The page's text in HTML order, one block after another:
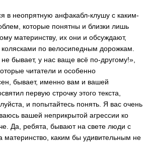
в неопрятную анфакабл-клушу с каким-
которые понятны и близки лишь
материнству, их они и обсуждают,
колясками по велосипедным дорожкам.
бывает, у нас ваще всё по-другому!»,
читатели и особенно
бывает, именно вам и вашей
первую строчку этого текста,
и попытайтесь понять. Я вас очень
вашей неприкрытой агрессии ко
Да, ребята, бывают на свете люди с
материнство, каким бы удивительным не